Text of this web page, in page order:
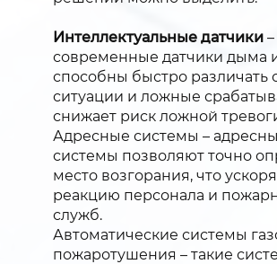
Интеллектуальные датчики –
современные датчики дыма
способны быстро различать
ситуации и ложные
снижает риск ложной
Адресные системы –
системы позволяют точно
место возгорания, что
реакцию персонала и
служб.
Автоматические системы
пожаротушения – такие